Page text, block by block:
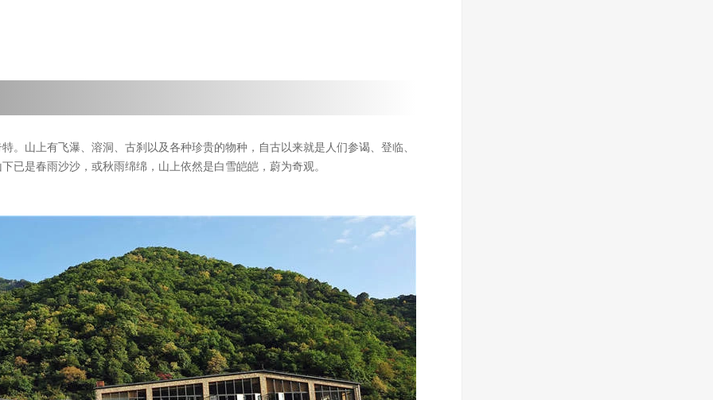
。山上有飞瀑、溶洞、古刹以及各种珍贵的物种，自古以来就是人们参谒、登临、
已是春雨沙沙，或秋雨绵绵，山上依然是白雪皑皑，蔚为奇观。